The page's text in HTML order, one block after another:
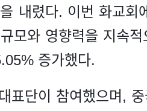
내렸다. 이번 화교
모와 영향력을 지속
증가했다.
표단이 참여했으며,